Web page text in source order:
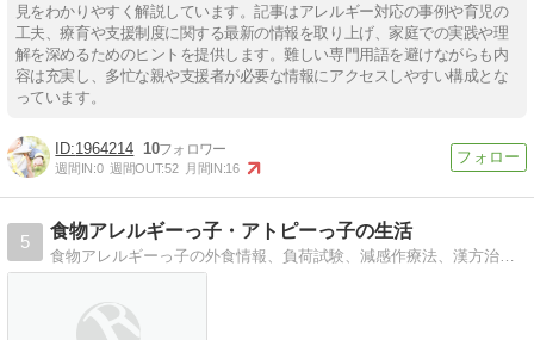
見をわかりやすく解説しています。記事はアレルギー対応の事例や育児の
工夫、療育や支援制度に関する最新の情報を取り上げ、家庭での実践や理
解を深めるためのヒントを提供します。難しい専門用語を避けながらも内
容は充実し、多忙な親や支援者が必要な情報にアクセスしやすい構成とな
っています。
1964214 10
週間IN:0 週間OUT:52 月間IN:16
5
食物アレルギーっ子・アトピーっ子の生活
食物アレルギーっ子の外食情報、負荷試験、減感作療法、漢方治療など、卵・乳・落花生アレルギーの次男坊とアトピーの長男坊の子育てを通じて得た情報を綴っています。